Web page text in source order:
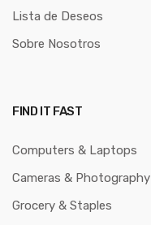
Lista de Deseos
Sobre Nosotros
FIND IT FAST
Computers & Laptops
Cameras & Photography
Grocery & Staples